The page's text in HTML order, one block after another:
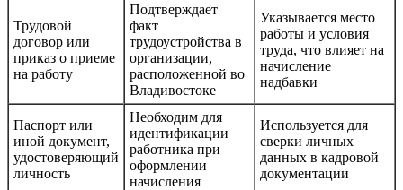
Трудовой
договор или
приказ о приеме
на работу
Подтверждает
факт
трудоустройства в
организации,
расположенной во
Владивостоке
Указывается место
работы и условия
труда, что влияет на
начисление
надбавки
Паспорт или
иной документ,
удостоверяющий
личность
Необходим для
идентификации
работника при
оформлении
начисления
Используется для
сверки личных
данных в кадровой
документации